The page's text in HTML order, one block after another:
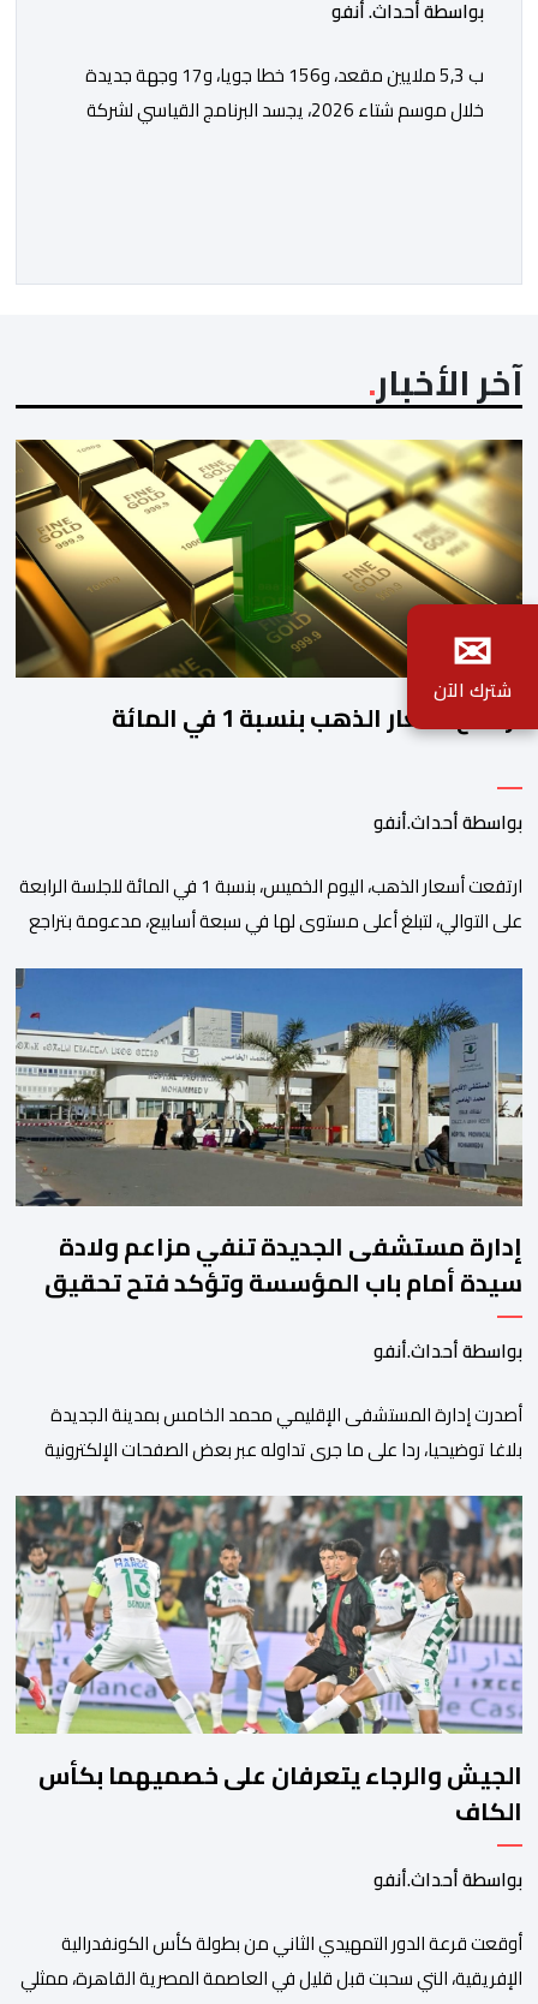
بواسطة أحداث. أنفو
ب 5,3 ملايين مقعد، و156 خطا جويا، و17 وجهة جديدة
خلال موسم شتاء 2026، يجسد البرنامج القياسي لشركة
الدينامية المتواصلة لاستراتيجيته في مجال النقل الجوي، […]
آخر الأخبار
ارتفاع أسعار الذهب بنسبة 1 في المائة
بواسطة أحداث.أنفو
ارتفعت أسعار الذهب، اليوم الخميس، بنسبة 1 في المائة للجلسة الرابعة
على التوالي، لتبلغ أعلى مستوى لها في سبعة أسابيع، مدعومة بتراجع
مسجلا أعلى مستوى له منذ 18 يونيو الماضي، فيما ارتفعت العقود
الأمريكية الآجلة […]
إدارة مستشفى الجديدة تنفي مزاعم ولادة
سيدة أمام باب المؤسسة وتؤكد فتح تحقيق
بواسطة أحداث.أنفو
أصدرت إدارة المستشفى الإقليمي محمد الخامس بمدينة الجديدة
بلاغا توضيحيا، ردا على ما جرى تداوله عبر بعض الصفحات الإلكترونية
مولودها أمام الباب الرئيسي للمستشفى بسبب رفض استقبالها أو
التكفل بها. وأكدت إدارة المستشفى أن السيدة المعنية حضرت إلى
مصلحة الولادة، حيث تم استقبالها وتسجيلها وإخضاعها […]
الجيش والرجاء يتعرفان على خصميهما بكأس
الكاف
بواسطة أحداث.أنفو
أوقعت قرعة الدور التمهيدي الثاني من بطولة كأس الكونفدرالية
الإفريقية، التي سحبت قبل قليل في العاصمة المصرية القاهرة، ممثلي
✉
شترك الآن